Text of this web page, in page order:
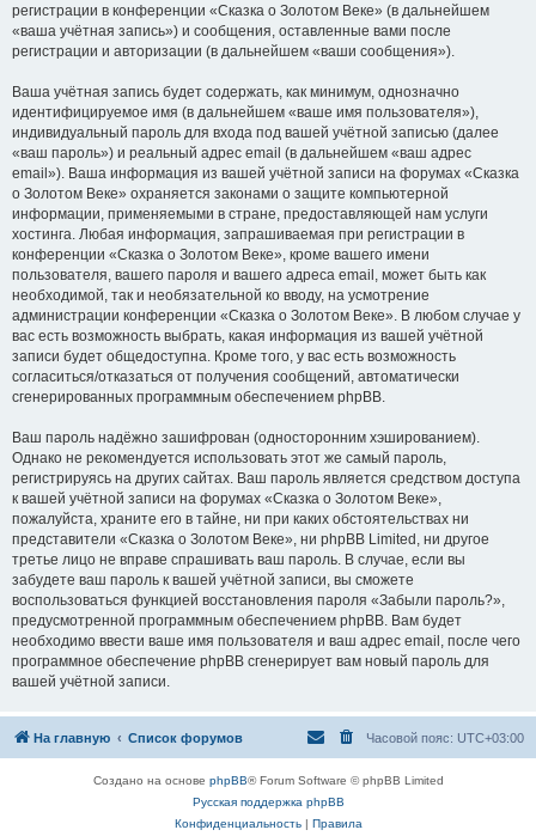
регистрации в конференции «Сказка о Золотом Веке» (в дальнейшем
«ваша учётная запись») и сообщения, оставленные вами после
регистрации и авторизации (в дальнейшем «ваши сообщения»).
Ваша учётная запись будет содержать, как минимум, однозначно
идентифицируемое имя (в дальнейшем «ваше имя пользователя»),
индивидуальный пароль для входа под вашей учётной записью (далее
«ваш пароль») и реальный адрес email (в дальнейшем «ваш адрес
email»). Ваша информация из вашей учётной записи на форумах «Сказка
о Золотом Веке» охраняется законами о защите компьютерной
информации, применяемыми в стране, предоставляющей нам услуги
хостинга. Любая информация, запрашиваемая при регистрации в
конференции «Сказка о Золотом Веке», кроме вашего имени
пользователя, вашего пароля и вашего адреса email, может быть как
необходимой, так и необязательной ко вводу, на усмотрение
администрации конференции «Сказка о Золотом Веке». В любом случае у
вас есть возможность выбрать, какая информация из вашей учётной
записи будет общедоступна. Кроме того, у вас есть возможность
согласиться/отказаться от получения сообщений, автоматически
сгенерированных программным обеспечением phpBB.
Ваш пароль надёжно зашифрован (односторонним хэшированием).
Однако не рекомендуется использовать этот же самый пароль,
регистрируясь на других сайтах. Ваш пароль является средством доступа
к вашей учётной записи на форумах «Сказка о Золотом Веке»,
пожалуйста, храните его в тайне, ни при каких обстоятельствах ни
представители «Сказка о Золотом Веке», ни phpBB Limited, ни другое
третье лицо не вправе спрашивать ваш пароль. В случае, если вы
забудете ваш пароль к вашей учётной записи, вы сможете
воспользоваться функцией восстановления пароля «Забыли пароль?»,
предусмотренной программным обеспечением phpBB. Вам будет
необходимо ввести ваше имя пользователя и ваш адрес email, после чего
программное обеспечение phpBB сгенерирует вам новый пароль для
вашей учётной записи.
На главную Список форумов Часовой пояс: UTC+03:00
Создано на основе phpBB® Forum Software © phpBB Limited
Русская поддержка phpBB
Конфиденциальность| Правила